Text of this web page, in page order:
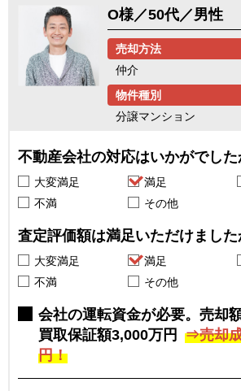
O様／50代／男性
売却方法
仲介
物件種別
分譲マンション
不動産会社の対応はいかがでした
大変満足 満足
不満
その他
査定評価額は満足いただけました
大変満足 満足
不満
その他
会社の運転資金が必要。売却
買取保証額3,000万円
売却
円！